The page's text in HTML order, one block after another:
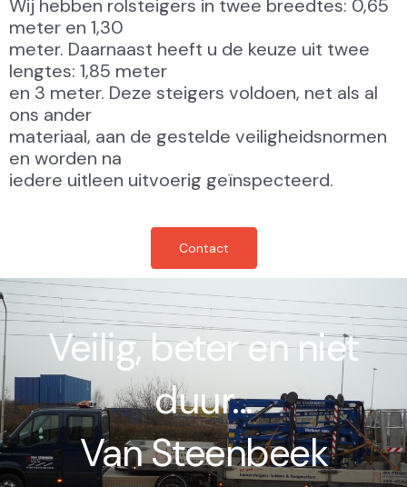
Wij hebben rolsteigers in twee breedtes: 0,65
meter en 1,30
meter. Daarnaast heeft u de keuze uit twee
lengtes: 1,85 meter
en 3 meter. Deze steigers voldoen, net als al
ons ander
materiaal, aan de gestelde veiligheidsnormen
en worden na
iedere uitleen uitvoerig geïnspecteerd.
Contact
Veilig, beter en niet
duur...
Van Steenbeek